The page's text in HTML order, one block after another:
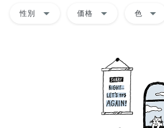
性別 arrow_drop_down 価格 arrow_drop_down 色 arrow_drop_down